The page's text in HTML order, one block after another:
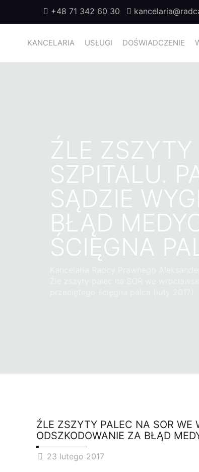
+48 71 342 60 30
KANCELARIA USŁUGI DOŚWIADCZENIE
ŹLE
SZPITALU.
SĄDZIE
BŁĄD
ŚCIĘGNA
ŹLE ZSZYTY PALEC NA SOR WE
ODSZKODOWANIE ZA BŁĄD
23 lutego 2017